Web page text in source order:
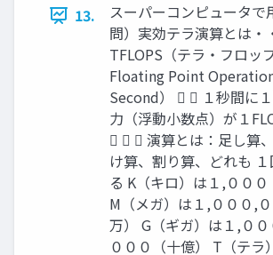
13.
スーパーコンピュータで
問）実効テラ演算とは・
TFLOPS（テラ・フロッ
Floating Point
Second）   １秒間に
力（浮動小数点）が１
   演算とは：足し算
け算、割り算、どれも
る K（キロ）は１,０００
M（メガ）は１,０００,
万） G（ギガ）は１,０
０００（十億） T（テラ